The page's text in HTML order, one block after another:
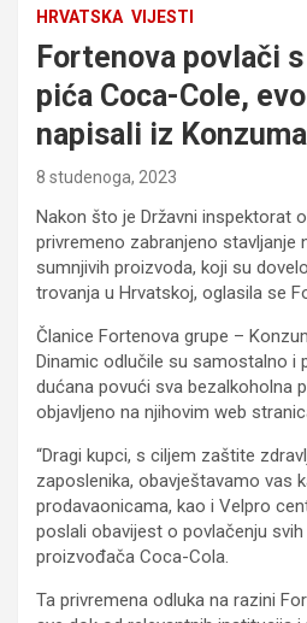
HRVATSKA VIJESTI
Fortenova povlači
pića Coca-Cole,
napisali iz Konzuma
8 studenoga, 2023
Nakon što je Državni inspektorat
privremeno zabranjeno stavljanje
sumnjivih proizvoda, koji su
trovanja u Hrvatskoj, oglasila se
Članice Fortenova grupe –
Dinamic odlučile su samostalno i
dućana povući sva bezalkoholna
objavljeno na njihovim web
“Dragi kupci, s ciljem zaštite
zaposlenika, obavještavamo vas
prodavaonicama, kao i Velpro
poslali obavijest o povlačenju
proizvođača Coca-Cola.
Ta privremena odluka na razini